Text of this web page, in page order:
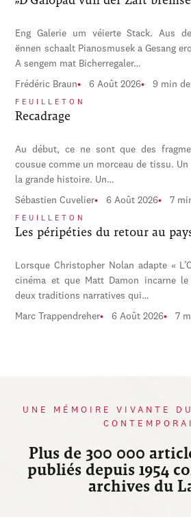
Eng Galerie um véierte Stack. Aus
ënnen schaalt Pianosmusek a Gesang
A sengem mat Bicherregaler…
Frédéric Braun 6 Août 2026 9 min
FEUILLETON
Recadrage
Au début, ce ne sont que des
cousue comme un morceau de tissu.
la grande histoire. Un…
Sébastien Cuvelier 6 Août 2026 7
FEUILLETON
Les péripéties du retour au
Lorsque Christopher Nolan adapte «
cinéma et que Matt Damon incarne
deux traditions narratives qui…
Marc Trappendreher 6 Août 2026 7
UNE MÉMOIRE VIVANTE
Plus de 300 000
publiés depuis 1954
archives du